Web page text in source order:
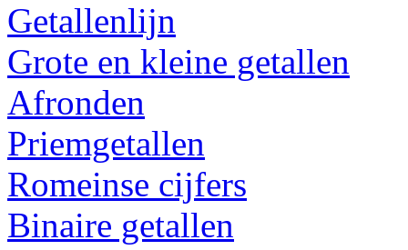
Getallenlijn
Grote en kleine getallen
Afronden
Priemgetallen
Romeinse cijfers
Binaire getallen